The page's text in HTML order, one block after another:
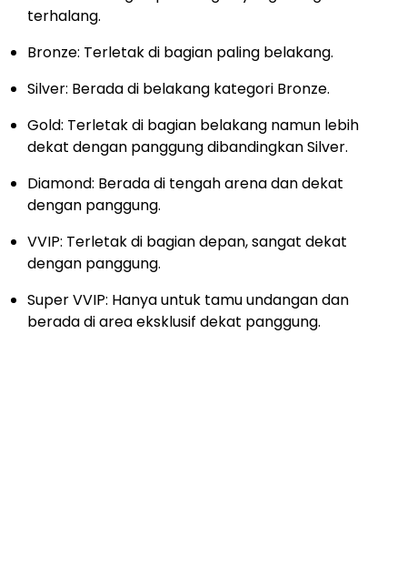
terhalang.
Bronze: Terletak di bagian paling belakang.
Silver: Berada di belakang kategori Bronze.
Gold: Terletak di bagian belakang namun lebih
dekat dengan panggung dibandingkan Silver.
Diamond: Berada di tengah arena dan dekat
dengan panggung.
VVIP: Terletak di bagian depan, sangat dekat
dengan panggung.
Super VVIP: Hanya untuk tamu undangan dan
berada di area eksklusif dekat panggung.